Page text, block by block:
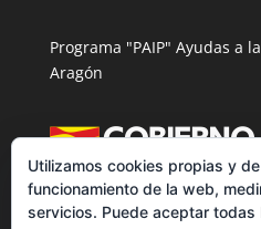
Programa "PAIP" Ayudas a
Aragón
Utilizamos cookies propias y
funcionamiento de la web,
servicios. Puede aceptar